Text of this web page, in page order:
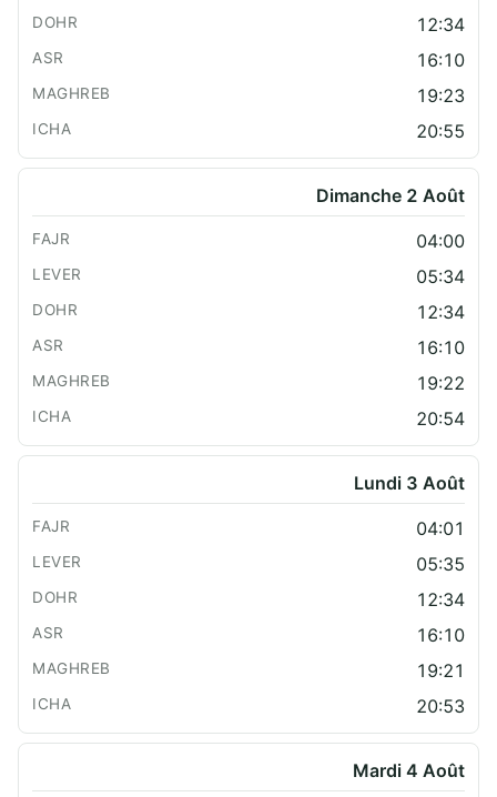
12:34
16:10
19:23
20:55
Dimanche 2 Août
04:00
05:34
12:34
16:10
19:22
20:54
Lundi 3 Août
04:01
05:35
12:34
16:10
19:21
20:53
Mardi 4 Août